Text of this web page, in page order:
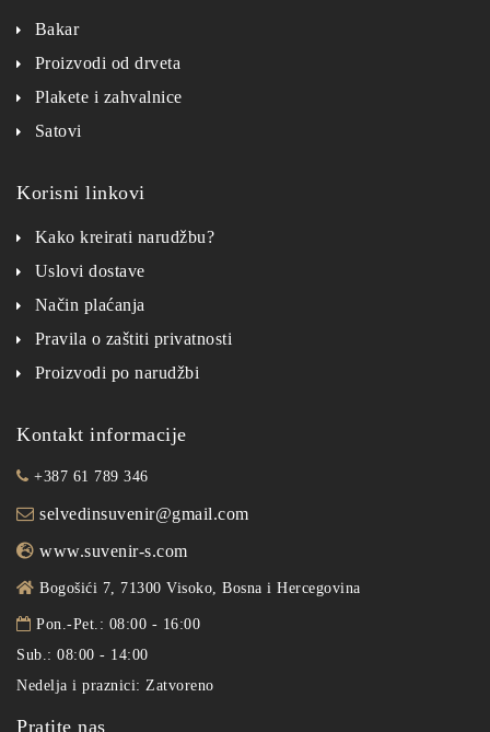
Bakar
Proizvodi od drveta
Plakete i zahvalnice
Satovi
Korisni linkovi
Kako kreirati narudžbu?
Uslovi dostave
Način plaćanja
Pravila o zaštiti privatnosti
Proizvodi po narudžbi
Kontakt informacije
+387 61 789 346
selvedinsuvenir@gmail.com
www.suvenir-s.com
Bogošići 7, 71300 Visoko, Bosna i Hercegovina
Pon.-Pet.: 08:00 - 16:00
Sub.: 08:00 - 14:00
Nedelja i praznici: Zatvoreno
Pratite nas